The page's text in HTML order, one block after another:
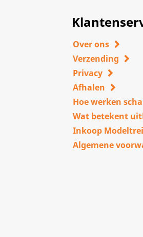
Over ons
Verzending
Privacy
Afhalen
Hoe werken
Wat betekent
Inkoop
Algemene